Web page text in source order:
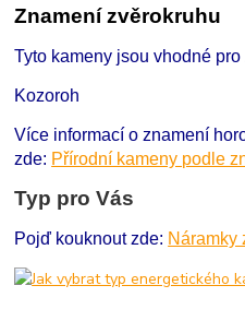
Znamení zvěrokruhu
Tyto kameny jsou vhodné pro
Kozoroh
Více informací o znamení
zde: Přírodní kameny podle
Typ pro Vás
Pojď kouknout zde: Náramky